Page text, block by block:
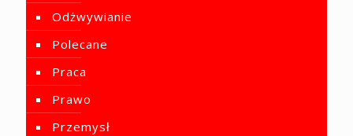
Odżwywianie
Polecane
Praca
Prawo
Przemysł